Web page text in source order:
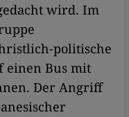
wird. Im
politische
einen Bus mit
Der Angriff